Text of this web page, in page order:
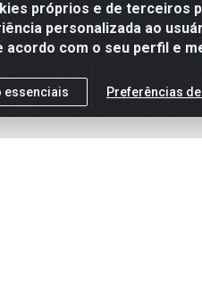
próprios e de terceiros
personalizada ao
acordo com o seu perfil e
essenciais Preferências